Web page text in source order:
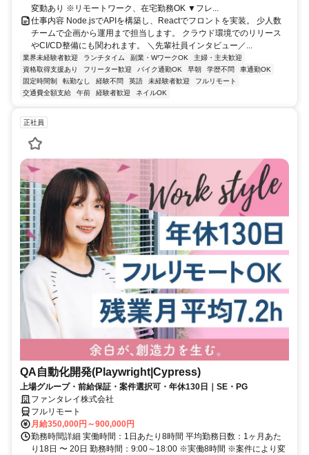
変動あり ※リモートワーク、在宅勤務OK ▼フレ...
仕事内容 Node.jsでAPIを構築し、Reactでフロントを実装。 少人数
チームで企画から運用まで担当します。 クラウド環境でのリリース
やCI/CD整備にも関われます。 ＼先輩社員インタビュー／...
業界未経験者歓迎 ランチタイム 副業・WワークOK
主婦・主夫歓迎
資格取得支援あり
フリーター歓迎 バイク通勤OK 早朝 学歴不問
車通勤OK
固定時間制
転勤なし 経験不問 英語 未経験者歓迎
フルリモート
交通費全額支給
午前 経験者歓迎 ネイルOK
正社員
QA自動化開発(Playwright|Cypress)
上場グループ・前給保証・案件選択可・年休130日｜SE・PG
ファンタレイ株式会社
フルリモート
月給350,000円～900,000円
勤務時間詳細 実働時間：1日あたり8時間 平均勤務日数：1ヶ月あた
り18日 〜 20日 勤務時間：9:00～18:00 ※実働8時間 ※案件により変